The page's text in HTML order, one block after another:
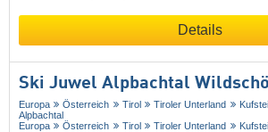
Details
Ski Juwel Alpbachtal
Europa Österreich Tirol Tiroler Unterland
Alpbachtal
Europa
Österreich Tirol Tiroler Unterland